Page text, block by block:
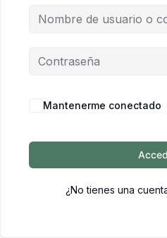
Mantenerme conectado
¿No tienes una